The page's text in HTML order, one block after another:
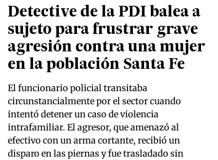
Detective de la PDI balea a
sujeto para frustrar grave
agresión contra una mujer
en la población Santa Fe
El funcionario policial transitaba
circunstancialmente por el sector cuando
intentó detener un caso de violencia
intrafamiliar. El agresor, que amenazó al
efectivo con un arma cortante, recibió un
disparo en las piernas y fue trasladado sin